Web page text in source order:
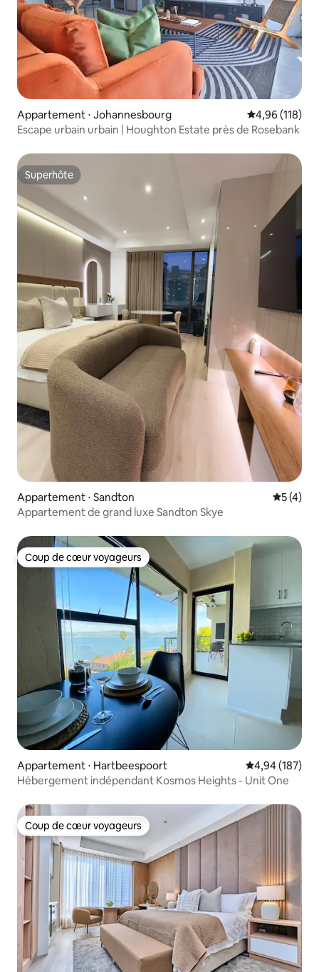
Appartement ⋅ Johannesbourg Évaluation
4,96 (118)
Escape urbain urbain | Houghton Estate près de Rosebank
Superhôte
Superhôte
Appartement ⋅ Sandton
5 (4)
Appartement de grand luxe Sandton Skye
Coup de cœur voyageurs
Coup de cœur voyageurs
Appartement ⋅ Hartbeespoort Évaluation
4,94 (187)
Hébergement indépendant Kosmos Heights - Unit One
Coup de cœur voyageurs
Coup de cœur voyageurs